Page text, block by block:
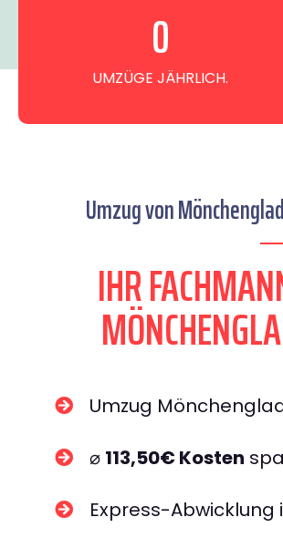
UMZÜGE JÄHRLICH.
0
Umzug von
IHR
Umzug
⌀ 113,50€ Kosten
Express-Abwicklung